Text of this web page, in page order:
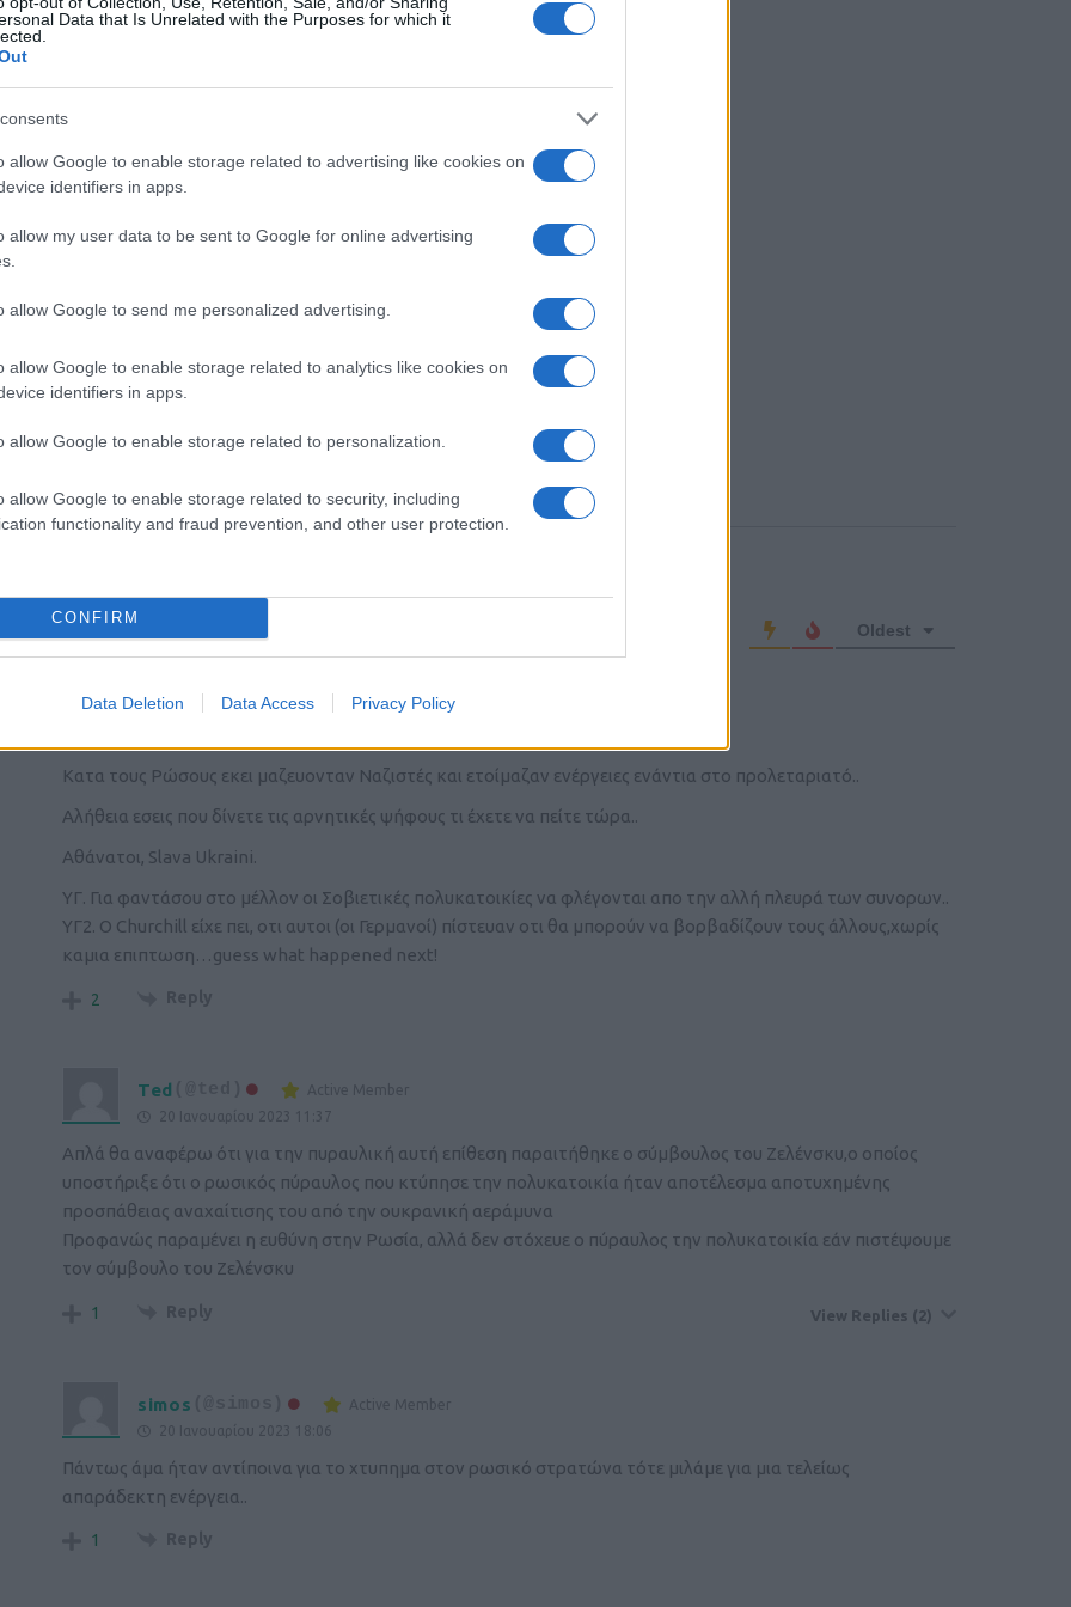
Data that Is Unrelated with the Purposes for which it
allow Google to enable storage related to advertising like cookies on
identifiers in apps.
allow my user data to be sent to Google for online advertising
allow Google to send me personalized advertising.
allow Google to enable storage related to analytics like cookies on
identifiers in apps.
allow Google to enable storage related to personalization.
allow Google to enable storage related to security, including
functionality and fraud prevention, and other user protection.
CONFIRM
Data Deletion Data Access Privacy Policy
τους.
Login
5 COMMENTS Oldest
STARK (@stark)
Active Member
Κατα τους Ρώσους εκει μαζευονταν Ναζιστές και ετοίμαζαν ενέργειες ενάντια στο προλεταριατό..
Αλήθεια εσεις που δίνετε τις αρνητικές ψήφους τι έχετε να πείτε τώρα..
Αθάνατοι, Slava Ukraini.
ΥΓ. Για φαντάσου στο μέλλον οι Σοβιετικές πολυκατοικίες να φλέγονται απο την αλλή πλευρά των συνορων..
ΥΓ2. Ο Churchill είχε πει, οτι αυτοι (οι Γερμανοί) πίστευαν οτι θα μπορούν να βορβαδίζουν τους άλλους,χωρίς
καμια επιπτωση…guess what happened next!
2 Reply
Ted
Active Member
20 Ιανουαρίου 2023 11:37
Απλά θα αναφέρω ότι για την πυραυλική αυτή επίθεση παραιτήθηκε ο σύμβουλος του Ζελένσκυ,ο οποίος
υποστήριξε ότι ο ρωσικός πύραυλος που κτύπησε την πολυκατοικία ήταν αποτέλεσμα αποτυχημένης
προσπάθειας αναχαίτισης του από την ουκρανική αεράμυνα
Προφανώς παραμένει η ευθύνη στην Ρωσία, αλλά δεν στόχευε ο πύραυλος την πολυκατοικία εάν πιστέψουμε
τον σύμβουλο του Ζελένσκυ
1 Reply View Replies (2)
simos
Active Member
20 Ιανουαρίου 2023 18:06
Πάντως άμα ήταν αντίποινα για το χτυπημα στον ρωσικό στρατώνα τότε μιλάμε για μια τελείως
απαράδεκτη ενέργεια..
1 Reply